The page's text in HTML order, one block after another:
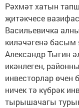
Рәхмәт хатын
җитәкчесе
Васильевичка
киләчәгенә
Александр Тыгин
икәнлеген,
инвесторлар
ничек тә күбрәк
тырышачагы